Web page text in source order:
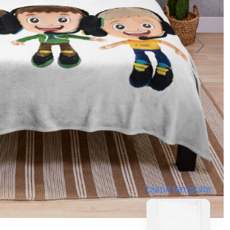
blank template